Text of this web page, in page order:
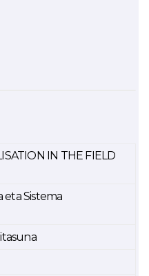
IN THE FIELD
Sistema